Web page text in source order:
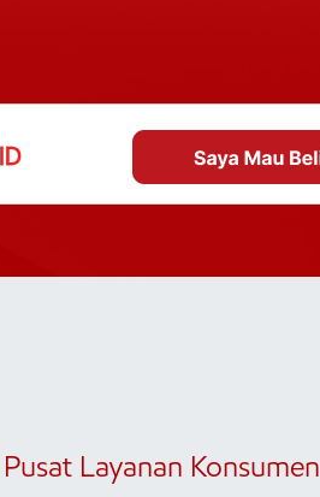
Pusat Layanan Konsumen